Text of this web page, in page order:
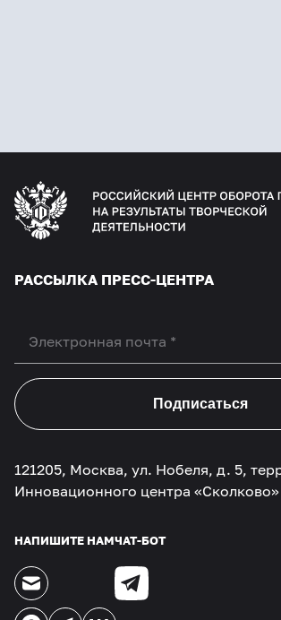
РАССЫЛКА ПРЕСС-ЦЕНТРА
Подписаться
121205, Москва, ул. Нобеля, д. 5,
Инновационного центра «Сколково»
НАПИШИТЕ НАМЧАТ-БОТ